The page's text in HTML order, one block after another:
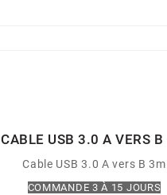
CABLE USB 3.0 A VERS B
Cable USB 3.0 A vers B 3m
COMMANDE 3 À 15 JOURS